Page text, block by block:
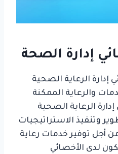
إدارة الصحة
الرعاية الصحية
والرعاية الممكنة
الرعاية الصحية
وتنفيذ الاستراتيجيات
أجل توفير خدمات رعاية
لدى الأخصائي